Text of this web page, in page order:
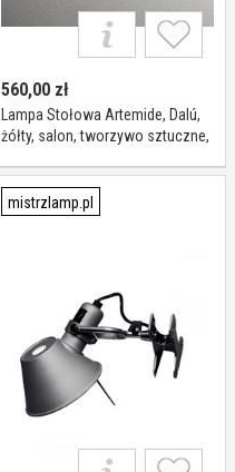
560,00 zł
Lampa Stołowa Artemide, Dalú,
żółty, salon, tworzywo sztuczne,
mistrzlamp.pl